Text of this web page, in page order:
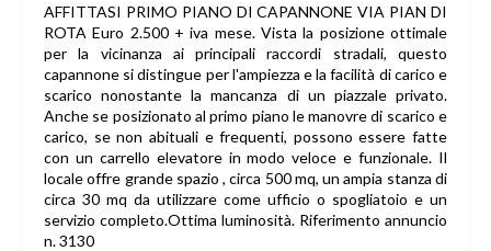
AFFITTASI PRIMO PIANO DI CAPANNONE VIA PIAN DI
ROTA Euro 2.500 + iva mese. Vista la posizione ottimale
per la vicinanza ai principali raccordi stradali, questo
capannone si distingue per l'ampiezza e la facilità di carico e
scarico nonostante la mancanza di un piazzale privato.
Anche se posizionato al primo piano le manovre di scarico e
carico, se non abituali e frequenti, possono essere fatte
con un carrello elevatore in modo veloce e funzionale. Il
locale offre grande spazio , circa 500 mq, un ampia stanza di
circa 30 mq da utilizzare come ufficio o spogliatoio e un
servizio completo.Ottima luminosità. Riferimento annuncio
n. 3130